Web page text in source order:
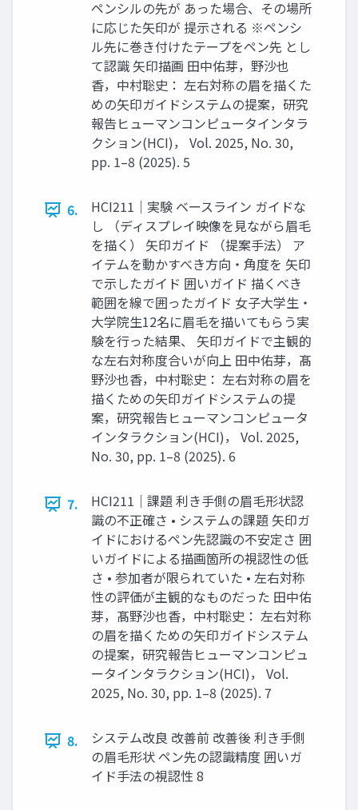
ペンシルの先が あった場合、その場所
に応じた矢印が 提示される ※ペンシ
ル先に巻き付けたテープをペン先 とし
て認識 矢印描画 田中佑芽，野沙也
香，中村聡史： 左右対称の眉を描くた
めの矢印ガイドシステムの提案，研究
報告ヒューマンコンピュータインタラ
クション(HCI)， Vol. 2025, No. 30,
pp. 1–8 (2025). 5
6.
HCI211｜実験 ベースライン ガイドな
し （ディスプレイ映像を見ながら眉毛
を描く） 矢印ガイド （提案手法） ア
イテムを動かすべき方向・角度を 矢印
で示したガイド 囲いガイド 描くべき
範囲を線で囲ったガイド 女子大学生・
大学院生12名に眉毛を描いてもらう実
験を行った結果、 矢印ガイドで主観的
な左右対称度合いが向上 田中佑芽，髙
野沙也香，中村聡史： 左右対称の眉を
描くための矢印ガイドシステムの提
案，研究報告ヒューマンコンピュータ
インタラクション(HCI)， Vol. 2025,
No. 30, pp. 1–8 (2025). 6
7.
HCI211｜課題 利き手側の眉毛形状認
識の不正確さ • システムの課題 矢印ガ
イドにおけるペン先認識の不安定さ 囲
いガイドによる描画箇所の視認性の低
さ • 参加者が限られていた • 左右対称
性の評価が主観的なものだった 田中佑
芽，髙野沙也香，中村聡史： 左右対称
の眉を描くための矢印ガイドシステム
の提案，研究報告ヒューマンコンピュ
ータインタラクション(HCI)， Vol.
2025, No. 30, pp. 1–8 (2025). 7
8.
システム改良 改善前 改善後 利き手側
の眉毛形状 ペン先の認識精度 囲いガ
イド手法の視認性 8